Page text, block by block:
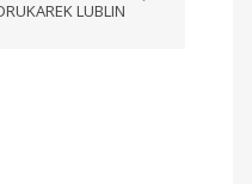
LUBLIN